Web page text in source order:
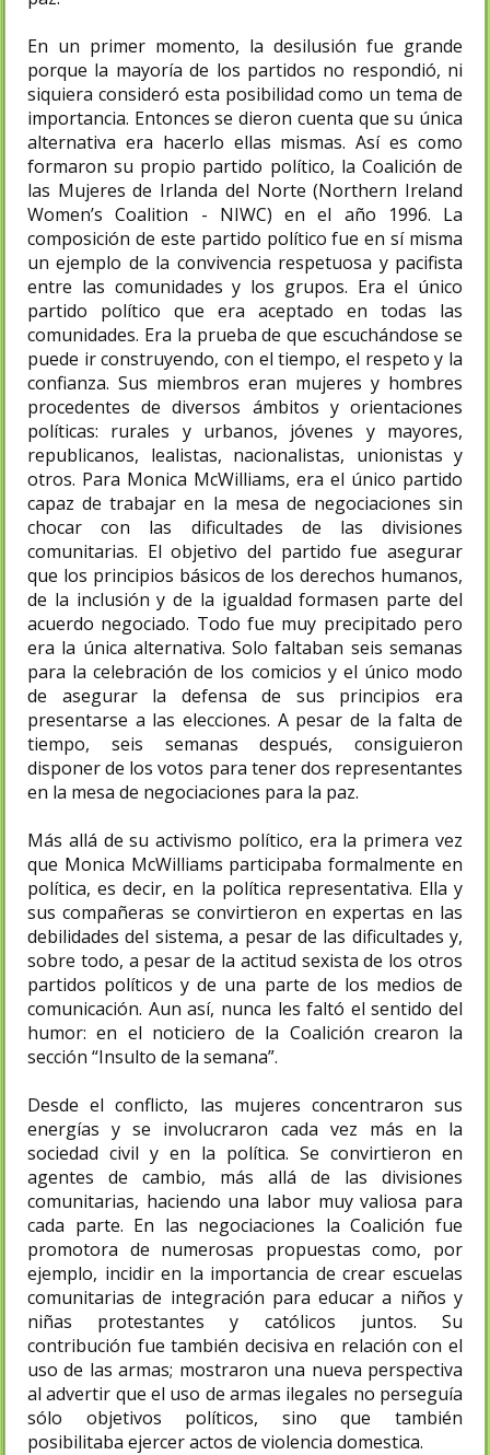
En un primer momento, la desilusión fue grande
porque la mayoría de los partidos no respondió, ni
siquiera consideró esta posibilidad como un tema de
importancia. Entonces se dieron cuenta que su única
alternativa era hacerlo ellas mismas. Así es como
formaron su propio partido político, la Coalición de
las Mujeres de Irlanda del Norte (Northern Ireland
Women’s Coalition - NIWC) en el año 1996. La
composición de este partido político fue en sí misma
un ejemplo de la convivencia respetuosa y pacifista
entre las comunidades y los grupos. Era el único
partido político que era aceptado en todas las
comunidades. Era la prueba de que escuchándose se
puede ir construyendo, con el tiempo, el respeto y la
confianza. Sus miembros eran mujeres y hombres
procedentes de diversos ámbitos y orientaciones
políticas: rurales y urbanos, jóvenes y mayores,
republicanos, lealistas, nacionalistas, unionistas y
otros. Para Monica McWilliams, era el único partido
capaz de trabajar en la mesa de negociaciones sin
chocar con las dificultades de las divisiones
comunitarias. El objetivo del partido fue asegurar
que los principios básicos de los derechos humanos,
de la inclusión y de la igualdad formasen parte del
acuerdo negociado. Todo fue muy precipitado pero
era la única alternativa. Solo faltaban seis semanas
para la celebración de los comicios y el único modo
de asegurar la defensa de sus principios era
presentarse a las elecciones. A pesar de la falta de
tiempo, seis semanas después, consiguieron
disponer de los votos para tener dos representantes
en la mesa de negociaciones para la paz.
Más allá de su activismo político, era la primera vez
que Monica McWilliams participaba formalmente en
política, es decir, en la política representativa. Ella y
sus compañeras se convirtieron en expertas en las
debilidades del sistema, a pesar de las dificultades y,
sobre todo, a pesar de la actitud sexista de los otros
partidos políticos y de una parte de los medios de
comunicación. Aun así, nunca les faltó el sentido del
humor: en el noticiero de la Coalición crearon la
sección “Insulto de la semana”.
Desde el conflicto, las mujeres concentraron sus
energías y se involucraron cada vez más en la
sociedad civil y en la política. Se convirtieron en
agentes de cambio, más allá de las divisiones
comunitarias, haciendo una labor muy valiosa para
cada parte. En las negociaciones la Coalición fue
promotora de numerosas propuestas como, por
ejemplo, incidir en la importancia de crear escuelas
comunitarias de integración para educar a niños y
niñas protestantes y católicos juntos. Su
contribución fue también decisiva en relación con el
uso de las armas; mostraron una nueva perspectiva
al advertir que el uso de armas ilegales no perseguía
sólo objetivos políticos, sino que también
posibilitaba ejercer actos de violencia domestica.